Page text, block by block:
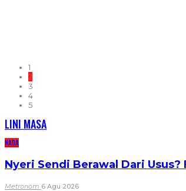
1
2
3
4
5
LINI MASA
NADA
Nyeri Sendi Berawal Dari
Metronom 6 Agu 2026